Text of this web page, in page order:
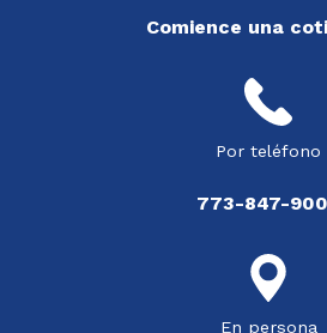
Comience una
Por teléfono
773-847-
En persona